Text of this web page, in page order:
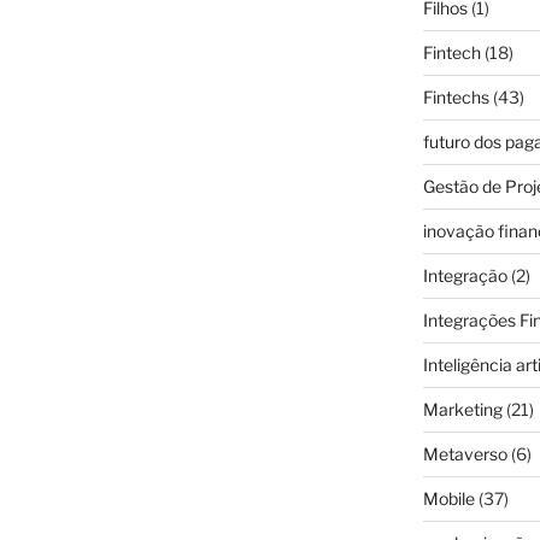
Filhos(1)
Fintech(18)
Fintechs(43)
futuro dos
Gestão de
inovação
Integração(2)
Integrações
Inteligência
Marketing(21)
Metaverso(6)
Mobile(37)